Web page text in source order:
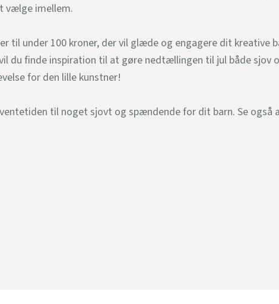
vælge imellem.
til under 100 kroner, der vil glæde og engagere dit kreative
finde inspiration til at gøre nedtællingen til jul både sjov
for den lille kunstner!
til noget sjovt og spændende for dit barn. Se også